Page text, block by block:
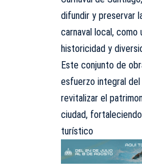
difundir y preservar
carnaval local,
historicidad y
Este conjunto de
esfuerzo integral
revitalizar el
ciudad,
turístico